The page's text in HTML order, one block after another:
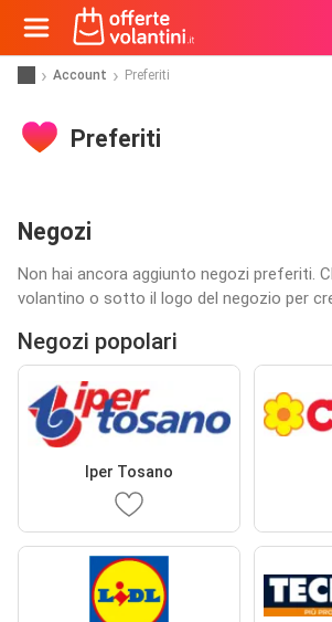
Account Preferiti
Preferiti
Negozi
Non hai ancora aggiunto negozi preferiti.
volantino o sotto il logo del negozio per
Negozi popolari
Iper Tosano